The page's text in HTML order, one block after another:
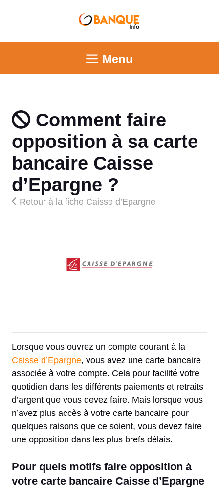
Menu
Comment faire
opposition à sa carte
bancaire Caisse
d’Epargne ?
Retour à la fiche Caisse d’Epargne
Lorsque vous ouvrez un compte courant à la
Caisse d’Epargne, vous avez une carte bancaire
associée à votre compte. Cela pour facilité votre
quotidien dans les différents paiements et retraits
d’argent que vous devez faire. Mais lorsque vous
n’avez plus accès à votre carte bancaire pour
quelques raisons que ce soient, vous devez faire
une opposition dans les plus brefs délais.
Pour quels motifs faire opposition à
votre carte bancaire Caisse d’Epargne